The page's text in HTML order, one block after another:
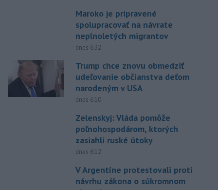
Maroko je pripravené
spolupracovať na návrate
neplnoletých migrantov
dnes 6:32
Trump chce znovu obmedziť
udeľovanie občianstva deťom
narodeným v USA
dnes 6:10
Zelenskyj: Vláda pomôže
poľnohospodárom, ktorých
zasiahli ruské útoky
dnes 6:12
V Argentíne protestovali proti
návrhu zákona o súkromnom